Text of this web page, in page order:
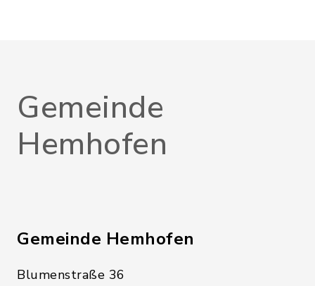
Gemeinde
Hemhofen
Gemeinde Hemhofen
Blumenstraße 36